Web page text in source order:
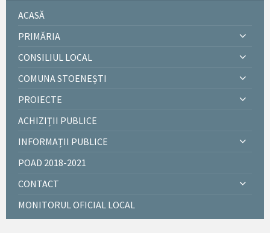
ACASĂ
PRIMĂRIA
CONSILIUL LOCAL
COMUNA STOENEȘTI
PROIECTE
ACHIZIȚII PUBLICE
INFORMAȚII PUBLICE
POAD 2018-2021
CONTACT
MONITORUL OFICIAL LOCAL